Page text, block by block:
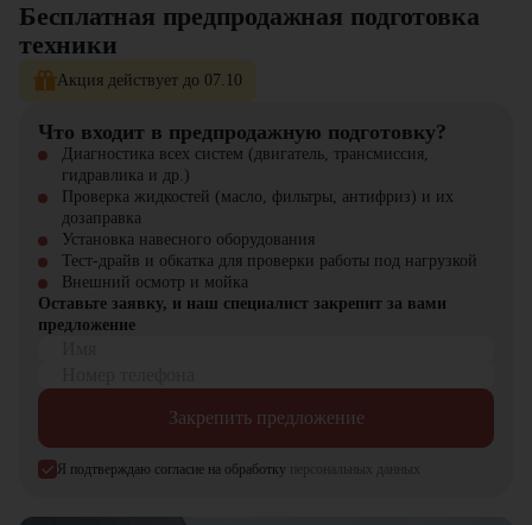
Бесплатная предпродажная подготовка
техники
Акция действует до 07.10
Что входит в предпродажную подготовку?
Диагностика всех систем (двигатель, трансмиссия,
гидравлика и др.)
Проверка жидкостей (масло, фильтры, антифриз) и их
дозаправка
Установка навесного оборудования
Тест-драйв и обкатка для проверки работы под нагрузкой
Внешний осмотр и мойка
Оставьте заявку, и наш специалист закрепит за вами
предложение
Закрепить предложение
Я подтверждаю согласие на обработку персональных данных